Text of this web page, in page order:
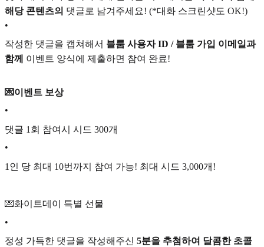
해당 콘텐츠의 댓글로 남겨주세요! (*대화 스크린샷도 OK!)
•
작성한 댓글을 캡쳐해서 블룸 사용자 ID / 블룸 가입 이메일과
함께
이벤트 양식에 제출하면 참여 완료!
💌이벤트 보상
•
댓글 1회 참여시 시드 300개
•
1인 당 최대 10번까지 참여 가능! 최대 시드 3,000개!
💌화이트데이 특별 선물
•
정성 가득한 댓글을 작성해주신 5분을 추첨하여 달콤한 초콜